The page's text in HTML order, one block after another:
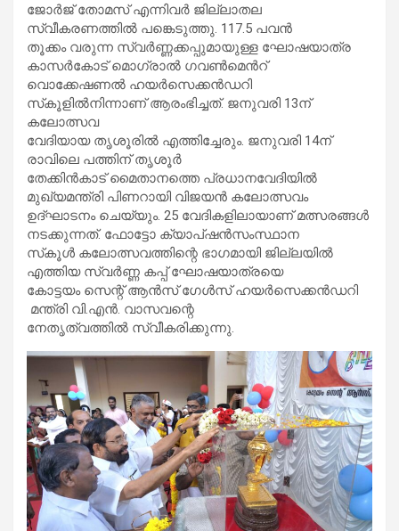
ജോർജ് തോമസ് എന്നിവർ ജില്ലാതല
സ്വീകരണത്തിൽ പങ്കെടുത്തു. 117.5 പവൻ
തൂക്കം വരുന്ന സ്വർണ്ണക്കപ്പുമായുള്ള ഘോഷയാത്ര
കാസർകോട് മൊഗ്രാൽ ഗവൺമെൻറ്
വൊക്കേഷണൽ ഹയർസെക്കൻഡറി
സ്‌കൂളിൽനിന്നാണ് ആരംഭിച്ചത്. ജനുവരി 13ന്
കലോത്സവ
വേദിയായ തൃശൂരിൽ എത്തിച്ചേരും. ജനുവരി 14ന്
രാവിലെ പത്തിന് തൃശൂർ
തേക്കിൻകാട് മൈതാനത്തെ പ്രധാനവേദിയിൽ
മുഖ്യമന്ത്രി പിണറായി വിജയൻ കലോത്സവം
ഉദ്ഘാടനം ചെയ്യും. 25 വേദികളിലായാണ് മത്സരങ്ങൾ
നടക്കുന്നത്. ഫോട്ടോ ക്യാപ്ഷൻസംസ്ഥാന
സ്‌കൂൾ കലോത്സവത്തിന്റെ ഭാഗമായി ജില്ലയിൽ
എത്തിയ സ്വർണ്ണ കപ്പ് ഘോഷയാത്രയെ
കോട്ടയം സെന്റ് ആൻസ് ഗേൾസ് ഹയർസെക്കൻഡറി
മന്ത്രി വി.എൻ. വാസവന്റെ
നേതൃത്വത്തിൽ സ്വീകരിക്കുന്നു.